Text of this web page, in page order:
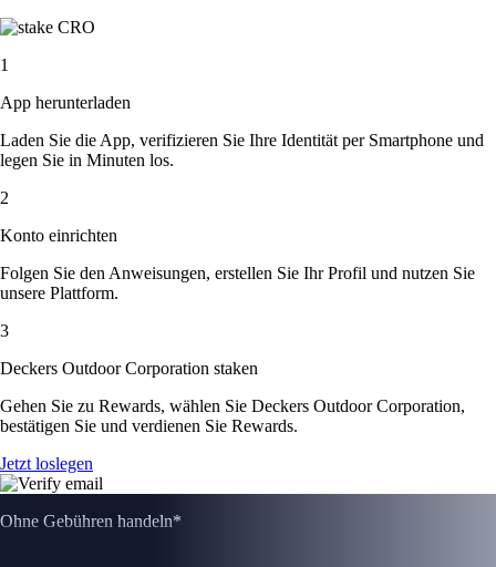
1
App herunterladen
Laden Sie die App, verifizieren Sie Ihre Identität per Smartphone und
legen Sie in Minuten los.
2
Konto einrichten
Folgen Sie den Anweisungen, erstellen Sie Ihr Profil und nutzen Sie
unsere Plattform.
3
Deckers Outdoor Corporation staken
Gehen Sie zu Rewards, wählen Sie Deckers Outdoor Corporation,
bestätigen Sie und verdienen Sie Rewards.
Jetzt loslegen
Ohne Gebühren handeln*